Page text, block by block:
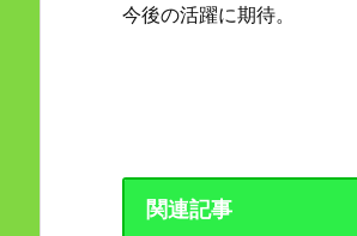
今後の活躍に期待。
関連記事